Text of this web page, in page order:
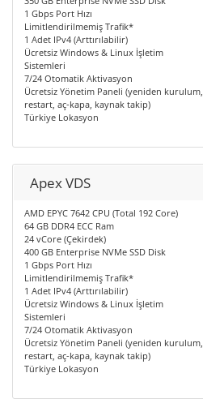
1 Gbps Port Hızı
Limitlendirilmemiş Trafik*
1 Adet IPv4 (Arttırılabilir)
Ücretsiz Windows & Linux İşletim
Sistemleri
7/24 Otomatik Aktivasyon
Ücretsiz Yönetim Paneli (yeniden kurulum,
restart, aç-kapa, kaynak takip)
Türkiye Lokasyon
Apex VDS
AMD EPYC 7642 CPU (Total 192 Core)
64 GB DDR4 ECC Ram
24 vCore (Çekirdek)
400 GB Enterprise NVMe SSD Disk
1 Gbps Port Hızı
Limitlendirilmemiş Trafik*
1 Adet IPv4 (Arttırılabilir)
Ücretsiz Windows & Linux İşletim
Sistemleri
7/24 Otomatik Aktivasyon
Ücretsiz Yönetim Paneli (yeniden kurulum,
restart, aç-kapa, kaynak takip)
Türkiye Lokasyon